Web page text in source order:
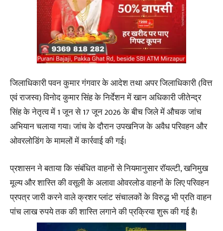
जिलाधिकारी पवन कुमार गंगवार के आदेश तथा अपर जिलाधिकारी (वित्त
एवं राजस्व) विनोद कुमार सिंह के निर्देशन में खान अधिकारी जीतेन्द्र
सिंह के नेतृत्व में 1 जून से 17 जून 2026 के बीच जिले में औचक जांच
अभियान चलाया गया। जांच के दौरान उपखनिज के अवैध परिवहन और
ओवरलोडिंग के मामलों में कार्रवाई की गई।
प्रशासन ने बताया कि संबंधित वाहनों से नियमानुसार रॉयल्टी, खनिमुख
मूल्य और शास्ति की वसूली के अलावा ओवरलोड वाहनों के लिए परिवहन
प्रपत्र जारी करने वाले क्रशर प्लांट संचालकों के विरुद्ध भी प्रति वाहन
पांच लाख रुपये तक की शास्ति लगाने की प्रक्रिया शुरू की गई है।